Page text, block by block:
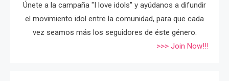
Únete a la campaña "I love idols" y ayúdanos a difundir
el movimiento idol entre la comunidad, para que cada
vez seamos más los seguidores de éste género.
>>> Join Now!!!